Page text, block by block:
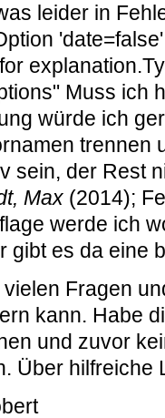
leider in
Muss ich
würde ich
trennen
sein, der Rest
Max (2014);
werde ich
gibt es da eine
Fragen
kann. Habe
und zuvor
Über